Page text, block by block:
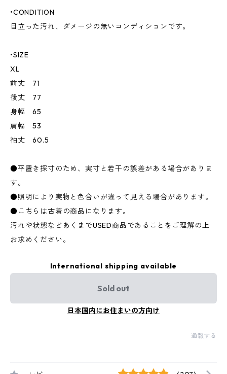
•CONDITION
目立った汚れ、ダメージの無いコンディションです。
•SIZE
XL
前丈 71
後丈 77
身幅 65
肩幅 53
袖丈 60.5
●平置き採寸のため、実寸と若干の誤差がある場合がありま
す。
●照明により実物と色合いが違って見える場合があります。
●こちらは古着の商品になります。
汚れや状態などあくまでUSED商品であることをご理解の上
お求めください。
International shipping available
Sold out
日本国内にお住まいの方向け
通報する